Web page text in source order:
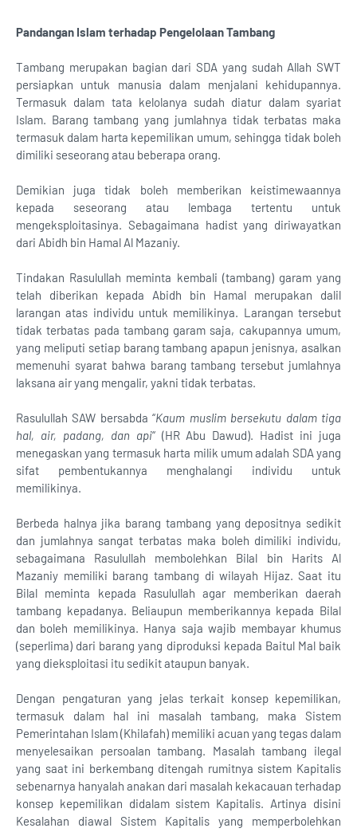
Pandangan Islam terhadap Pengelolaan Tambang
Tambang merupakan bagian dari SDA yang sudah Allah SWT
persiapkan untuk manusia dalam menjalani kehidupannya.
Termasuk dalam tata kelolanya sudah diatur dalam syariat
Islam. Barang tambang yang jumlahnya tidak terbatas maka
termasuk dalam harta kepemilikan umum, sehingga tidak boleh
dimiliki seseorang atau beberapa orang.
Demikian juga tidak boleh memberikan keistimewaannya
kepada seseorang atau lembaga tertentu untuk
mengeksploitasinya. Sebagaimana hadist yang diriwayatkan
dari Abidh bin Hamal Al Mazaniy.
Tindakan Rasulullah meminta kembali (tambang) garam yang
telah diberikan kepada Abidh bin Hamal merupakan dalil
larangan atas individu untuk memilikinya. Larangan tersebut
tidak terbatas pada tambang garam saja, cakupannya umum,
yang meliputi setiap barang tambang apapun jenisnya, asalkan
memenuhi syarat bahwa barang tambang tersebut jumlahnya
laksana air yang mengalir, yakni tidak terbatas.
Rasulullah SAW bersabda “Kaum muslim bersekutu dalam tiga
hal, air, padang, dan api“ (HR Abu Dawud). Hadist ini juga
menegaskan yang termasuk harta milik umum adalah SDA yang
sifat pembentukannya menghalangi individu untuk
memilikinya.
Berbeda halnya jika barang tambang yang depositnya sedikit
dan jumlahnya sangat terbatas maka boleh dimiliki individu,
sebagaimana Rasulullah membolehkan Bilal bin Harits Al
Mazaniy memiliki barang tambang di wilayah Hijaz. Saat itu
Bilal meminta kepada Rasulullah agar memberikan daerah
tambang kepadanya. Beliaupun memberikannya kepada Bilal
dan boleh memilikinya. Hanya saja wajib membayar khumus
(seperlima) dari barang yang diproduksi kepada Baitul Mal baik
yang dieksploitasi itu sedikit ataupun banyak.
Dengan pengaturan yang jelas terkait konsep kepemilikan,
termasuk dalam hal ini masalah tambang, maka Sistem
Pemerintahan Islam (Khilafah) memiliki acuan yang tegas dalam
menyelesaikan persoalan tambang. Masalah tambang ilegal
yang saat ini berkembang ditengah rumitnya sistem Kapitalis
sebenarnya hanyalah anakan dari masalah kekacauan terhadap
konsep kepemilikan didalam sistem Kapitalis. Artinya disini
Kesalahan diawal Sistem Kapitalis yang memperbolehkan